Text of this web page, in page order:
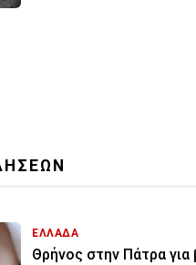
ΕΛΛΑΔΑ
Θρήνος στην Πάτρα για